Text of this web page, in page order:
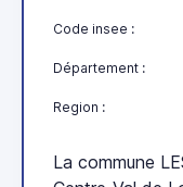
Code insee :
Département :
Region :
La commune